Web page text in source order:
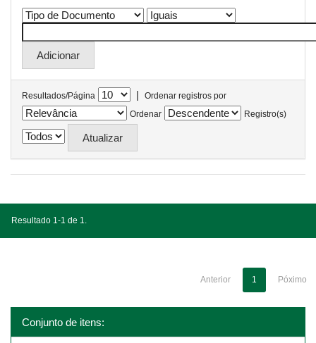
Resultados/Página |
Ordenar registros por
Ordenar
Registro(s)
Resultado 1-1 de 1.
Anterior 1 Póximo
Conjunto de itens: